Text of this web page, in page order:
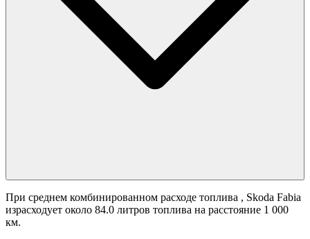
При среднем комбинированном расходе топлива , Skoda Fabia
израсходует около 84.0 литров топлива на расстояние 1 000
км.